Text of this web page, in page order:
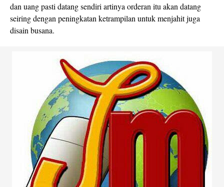
dan uang pasti datang sendiri artinya orderan itu akan datang
seiring dengan peningkatan ketrampilan untuk menjahit juga
disain busana.